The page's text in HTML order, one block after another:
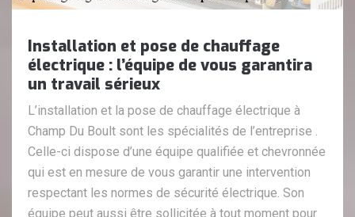
Installation et pose de chauffage
électrique : l’équipe de vous garantira
un travail sérieux
L’installation et la pose de chauffage électrique à
Champ Du Boult sont les spécialités de l’entreprise .
Celle-ci dispose d’une équipe qualifiée et chevronnée
qui est en mesure de vous garantir une intervention
respectant les normes de sécurité électrique. Son
équipe peut aussi être sollicitée à tout moment pour